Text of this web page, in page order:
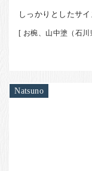
しっかりとしたサ
[ お椀、山中塗（石
Natsuno